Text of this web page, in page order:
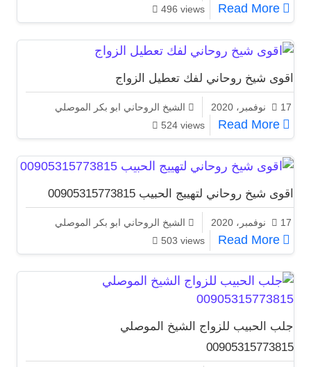
496 views
Read More
شيخ روحاني قوي جدا الشيخ الموصلي
اقوى شيخ روحاني لفك تعطيل الزواج
17 نوفمبر، 2020
الشيخ الروحاني ابو بكر الموصلي
524 views
Read More
اقوى شيخ روحاني لفك تعطيل الزواج
اقوى شيخ روحاني لتهييج الحبيب 00905315773815
17 نوفمبر، 2020
الشيخ الروحاني ابو بكر الموصلي
503 views
Read More
اقوى شيخ روحاني لتهييج الحبيب 00905315773815
جلب الحبيب للزواج الشيخ الموصلي
00905315773815